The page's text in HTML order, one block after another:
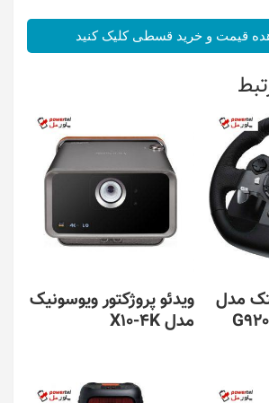
قیمت و خرید قسطی کلیک کنید
مدل
ویدئو پروژکتور ویوسونیک
مدل X10-4K